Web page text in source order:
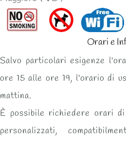
Orari e
Salvo particolari esigenze
ore 15 alle ore 19, l'orario di
mattina.
È possibile richiedere orari di
personalizzati,